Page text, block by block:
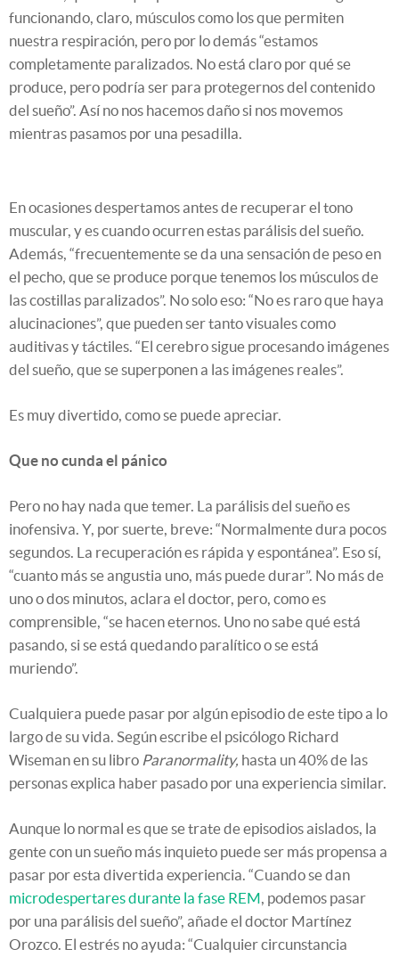
funcionando, claro, músculos como los que permiten
nuestra respiración, pero por lo demás “estamos
completamente paralizados. No está claro por qué se
produce, pero podría ser para protegernos del contenido
del sueño”. Así no nos hacemos daño si nos movemos
mientras pasamos por una pesadilla.
En ocasiones despertamos antes de recuperar el tono
muscular, y es cuando ocurren estas parálisis del sueño.
Además, “frecuentemente se da una sensación de peso en
el pecho, que se produce porque tenemos los músculos de
las costillas paralizados”. No solo eso: “No es raro que haya
alucinaciones”, que pueden ser tanto visuales como
auditivas y táctiles. “El cerebro sigue procesando imágenes
del sueño, que se superponen a las imágenes reales”.
Es muy divertido, como se puede apreciar.
Que no cunda el pánico
Pero no hay nada que temer. La parálisis del sueño es
inofensiva. Y, por suerte, breve: “Normalmente dura pocos
segundos. La recuperación es rápida y espontánea”. Eso sí,
“cuanto más se angustia uno, más puede durar”. No más de
uno o dos minutos, aclara el doctor, pero, como es
comprensible, “se hacen eternos. Uno no sabe qué está
pasando, si se está quedando paralítico o se está
muriendo”.
Cualquiera puede pasar por algún episodio de este tipo a lo
largo de su vida. Según escribe el psicólogo Richard
Wiseman en su libro Paranormality, hasta un 40% de las
personas explica haber pasado por una experiencia similar.
Aunque lo normal es que se trate de episodios aislados, la
gente con un sueño más inquieto puede ser más propensa a
pasar por esta divertida experiencia. “Cuando se dan
microdespertares durante la fase REM , podemos pasar
por una parálisis del sueño”, añade el doctor Martínez
Orozco. El estrés no ayuda: “Cualquier circunstancia